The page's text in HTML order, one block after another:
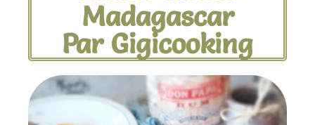
Madagascar
Par Gigicooking